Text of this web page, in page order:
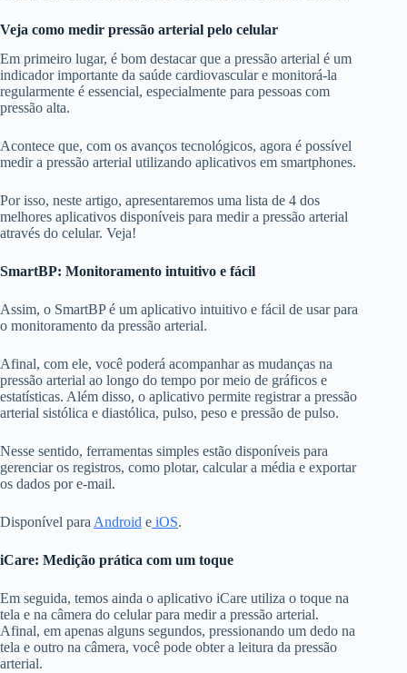
Veja como medir pressão arterial pelo celular
Em primeiro lugar, é bom destacar que a pressão arterial é um
indicador importante da saúde cardiovascular e monitorá-la
regularmente é essencial, especialmente para pessoas com
pressão alta.
Acontece que, com os avanços tecnológicos, agora é possível
medir a pressão arterial utilizando aplicativos em smartphones.
Por isso, neste artigo, apresentaremos uma lista de 4 dos
melhores aplicativos disponíveis para medir a pressão arterial
através do celular. Veja!
SmartBP: Monitoramento intuitivo e fácil
Assim, o SmartBP é um aplicativo intuitivo e fácil de usar para
o monitoramento da pressão arterial.
Afinal, com ele, você poderá acompanhar as mudanças na
pressão arterial ao longo do tempo por meio de gráficos e
estatísticas. Além disso, o aplicativo permite registrar a pressão
arterial sistólica e diastólica, pulso, peso e pressão de pulso.
Nesse sentido, ferramentas simples estão disponíveis para
gerenciar os registros, como plotar, calcular a média e exportar
os dados por e-mail.
Disponível paraAndroid e iOS.
iCare: Medição prática com um toque
Em seguida, temos ainda o aplicativo iCare utiliza o toque na
tela e na câmera do celular para medir a pressão arterial.
Afinal, em apenas alguns segundos, pressionando um dedo na
tela e outro na câmera, você pode obter a leitura da pressão
arterial.